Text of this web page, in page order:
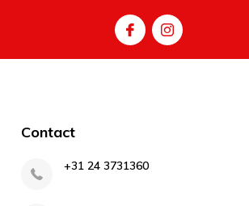
Contact
+31 24 3731360